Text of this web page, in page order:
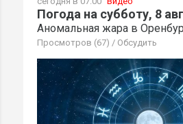
Погода на субботу, 8
Аномальная жара в
Просмотров (67) / Обсудить